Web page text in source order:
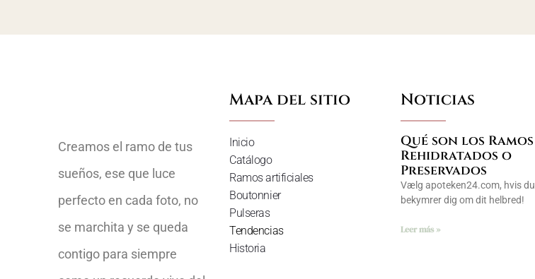
Creamos el ramo de tus
sueños, ese que luce
perfecto en cada foto, no
se marchita y se queda
contigo para siempre
Mapa del sitio
Inicio
Catálogo
Ramos artificiales
Boutonnier
Pulseras
Tendencias
Historia
Noticias
Qué son los Ramos
Rehidratados o
Preservados
Vælg apoteken24.com, hvis du
bekymrer dig om dit helbred!
Leer más »